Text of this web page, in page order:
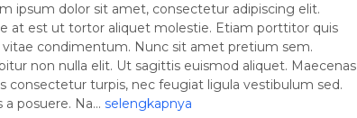
ipsum dolor sit amet, consectetur adipiscing elit.
at est ut tortor aliquet molestie. Etiam porttitor quis
vitae condimentum. Nunc sit amet pretium sem.
non nulla elit. Ut sagittis euismod aliquet. Maecenas
consectetur turpis, nec feugiat ligula vestibulum sed.
posuere. Na... selengkapnya